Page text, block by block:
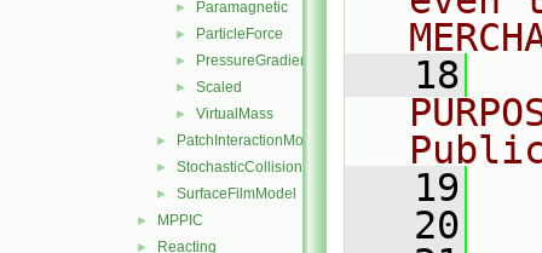
► Paramagnetic
► ParticleForce
► PressureGradient
► Scaled
► VirtualMass
► PatchInteractionModel
► StochasticCollision
► SurfaceFilmModel
► MPPIC
► Reacting
   18
   19
   20